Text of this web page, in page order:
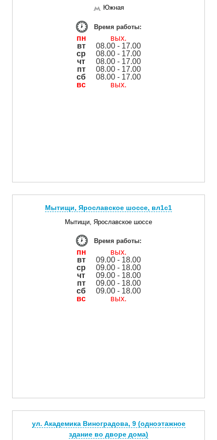
Южная
Время работы:
пн
вых.
вт
08.00 - 17.00
ср
08.00 - 17.00
чт
08.00 - 17.00
пт
08.00 - 17.00
сб
08.00 - 17.00
вс
вых.
Мытищи, Ярославское шоссе, вл1с1
Мытищи, Ярославское шоссе
Время работы:
пн
вых.
вт
09.00 - 18.00
ср
09.00 - 18.00
чт
09.00 - 18.00
пт
09.00 - 18.00
сб
09.00 - 18.00
вс
вых.
ул. Академика Виноградова, 9 (одноэтажное
здание во дворе дома)